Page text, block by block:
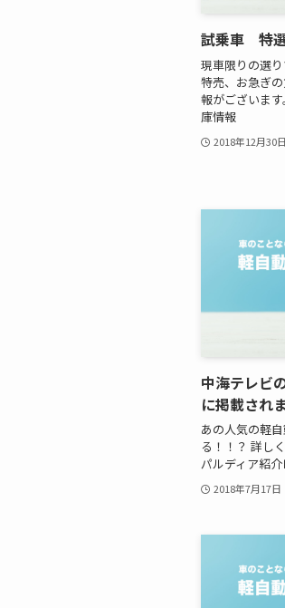
試乗車 特
現車限りの選
特売、お急ぎ
報がございま
庫情報
2018年12月30日
中海テレビ
に掲載され
あの人気の軽
る！！？ 詳し
パルディア紹
2018年7月17日